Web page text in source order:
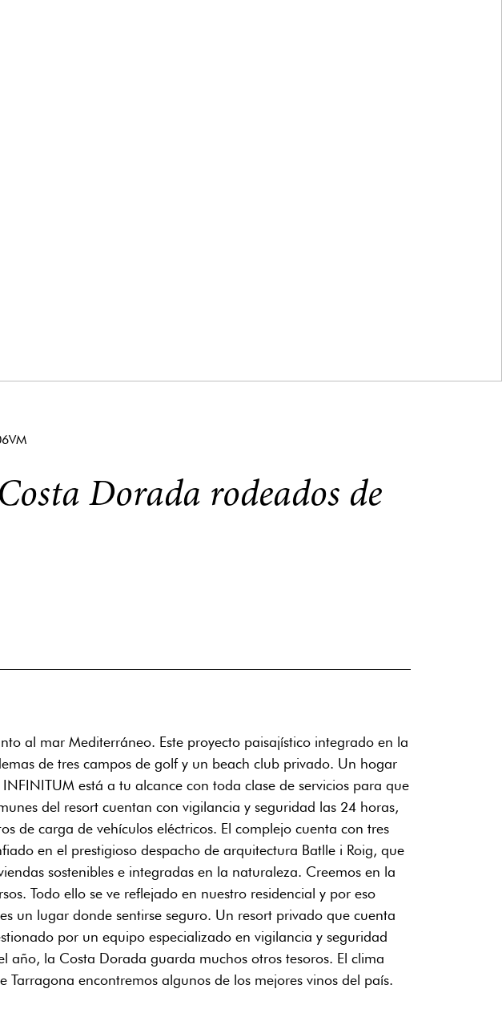
Dorada rodeados de
al mar Mediterráneo. Este proyecto paisajístico integrado en la
de tres campos de golf y un beach club privado. Un hogar
está a tu alcance con toda clase de servicios para que
del resort cuentan con vigilancia y seguridad las 24 horas,
de carga de vehículos eléctricos. El complejo cuenta con tres
en el prestigioso despacho de arquitectura Batlle i Roig, que
sostenibles e integradas en la naturaleza. Creemos en la
Todo ello se ve reflejado en nuestro residencial y por eso
un lugar donde sentirse seguro. Un resort privado que cuenta
por un equipo especializado en vigilancia y seguridad
la Costa Dorada guarda muchos otros tesoros. El clima
encontremos algunos de los mejores vinos del país.